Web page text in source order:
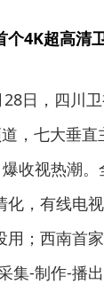
个4K超高清
日，四川
，七大垂
爆收视热潮
化，有线电
；西南首
集-制作-播